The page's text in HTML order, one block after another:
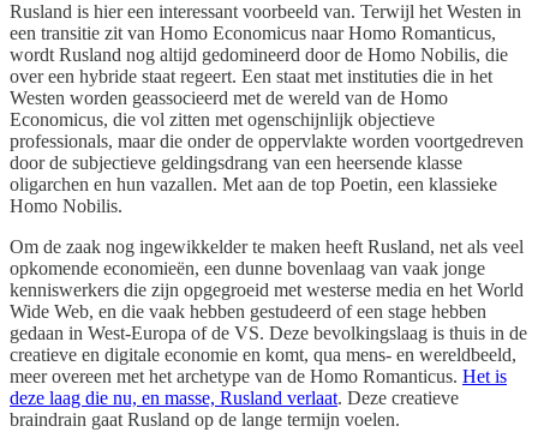
Rusland is hier een interessant voorbeeld van. Terwijl het Westen in
een transitie zit van Homo Economicus naar Homo Romanticus,
wordt Rusland nog altijd gedomineerd door de Homo Nobilis, die
over een hybride staat regeert. Een staat met instituties die in het
Westen worden geassocieerd met de wereld van de Homo
Economicus, die vol zitten met ogenschijnlijk objectieve
professionals, maar die onder de oppervlakte worden voortgedreven
door de subjectieve geldingsdrang van een heersende klasse
oligarchen en hun vazallen. Met aan de top Poetin, een klassieke
Homo Nobilis.
Om de zaak nog ingewikkelder te maken heeft Rusland, net als veel
opkomende economieën, een dunne bovenlaag van vaak jonge
kenniswerkers die zijn opgegroeid met westerse media en het World
Wide Web, en die vaak hebben gestudeerd of een stage hebben
gedaan in West-Europa of de VS. Deze bevolkingslaag is thuis in de
creatieve en digitale economie en komt, qua mens- en wereldbeeld,
meer overeen met het archetype van de Homo Romanticus. Het is
deze laag die nu, en masse, Rusland verlaat. Deze creatieve
braindrain gaat Rusland op de lange termijn voelen.